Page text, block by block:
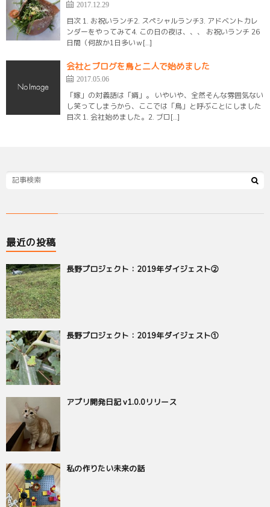
2017.12.29
目次 1. お祝いランチ2. スペシャルランチ3. アドベントカレ
ンダーをやってみて4. この日の夜は、、、 お祝いランチ 26
日間（何故か1日多いｗ[…]
会社とブログを鳥と二人で始めました
2017.05.06
「嫁」の対義語は「婿」。 いやいや、全然そんな雰囲気ない
し笑ってしまうから、ここでは「鳥」と呼ぶことにしました
目次 1. 会社始めました。2. ブロ[…]
最近の投稿
長野プロジェクト：2019年ダイジェスト②
長野プロジェクト：2019年ダイジェスト①
アプリ開発日記 v1.0.0リリース
私の作りたい未来の話